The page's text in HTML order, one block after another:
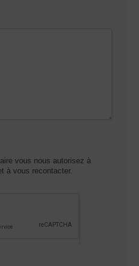
vous nous autorisez à
à vous recontacter.